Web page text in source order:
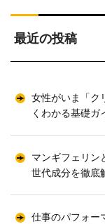
最近の投稿
女性がいま「ク
くわかる基礎ガ
マンギフェリン
世代成分を徹底
仕事のパフォー